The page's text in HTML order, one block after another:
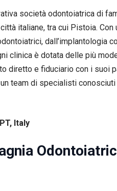
società odontoiatrica di
italiane, tra cui Pistoia.
clinica è dotata delle più
diretto e fiduciario con i
team di specialisti
Italy